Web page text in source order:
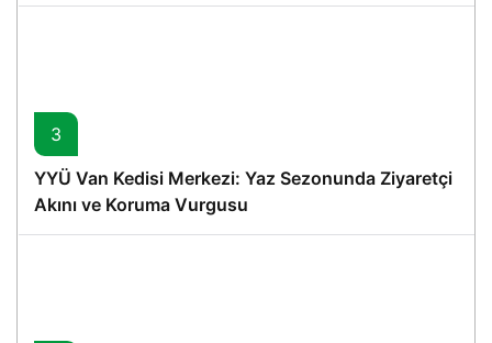
3
YYÜ Van Kedisi Merkezi: Yaz Sezonunda Ziyaretçi
Akını ve Koruma Vurgusu